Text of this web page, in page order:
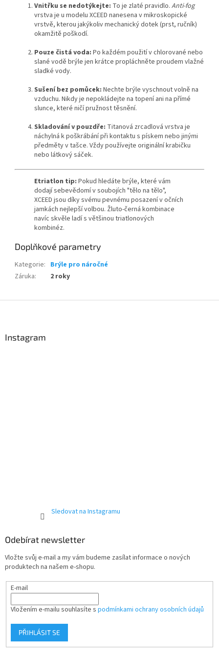
Vnitřku se nedotýkejte: To je zlaté pravidlo. Anti-fog
vrstva je u modelu XCEED nanesena v mikroskopické
vrstvě, kterou jakýkoliv mechanický dotek (prst, ručník)
okamžitě poškodí.
Pouze čistá voda: Po každém použití v chlorované nebo
slané vodě brýle jen krátce propláchněte proudem vlažné
sladké vody.
Sušení bez pomůcek: Nechte brýle vyschnout volně na
vzduchu. Nikdy je nepokládejte na topení ani na přímé
slunce, které ničí pružnost těsnění.
Skladování v pouzdře: Titanová zrcadlová vrstva je
náchylná k poškrábání při kontaktu s pískem nebo jinými
předměty v tašce. Vždy používejte originální krabičku
nebo látkový sáček.
Etriatlon tip: Pokud hledáte brýle, které vám
dodají sebevědomí v soubojích "tělo na tělo",
XCEED jsou díky svému pevnému posazení v očních
jamkách nejlepší volbou. Žluto-černá kombinace
navíc skvěle ladí s většinou triatlonových
kombinéz.
Doplňkové parametry
Kategorie: Brýle pro náročné
Záruka: 2 roky
Instagram
Sledovat na Instagramu
Odebírat newsletter
Vložte svůj e-mail a my vám budeme zasílat informace o nových
produktech na našem e-shopu.
E-mail
Vložením e-mailu souhlasíte s podmínkami ochrany osobních údajů
PŘIHLÁSIT SE
Powered by chaterimo